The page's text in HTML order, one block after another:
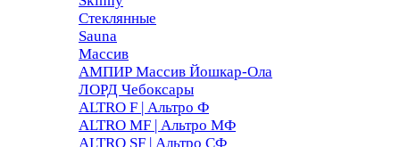
Стеклянные
Sauna
Массив
АМПИР Массив Йошкар-Ола
ЛОРД Чебоксары
ALTRO F | Альтро Ф
ALTRO MF | Альтро МФ
ALTRO SF | Альтро СФ